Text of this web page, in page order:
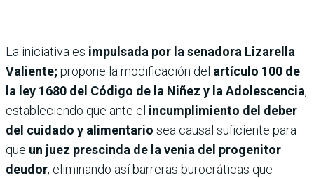
La iniciativa es impulsada por la senadora Lizarella
Valiente; propone la modificación del artículo 100 de
la ley 1680 del Código de la Niñez y la Adolescencia,
estableciendo que ante el incumplimiento del deber
del cuidado y alimentario sea causal suficiente para
que un juez prescinda de la venia del progenitor
deudor, eliminando así barreras burocráticas que